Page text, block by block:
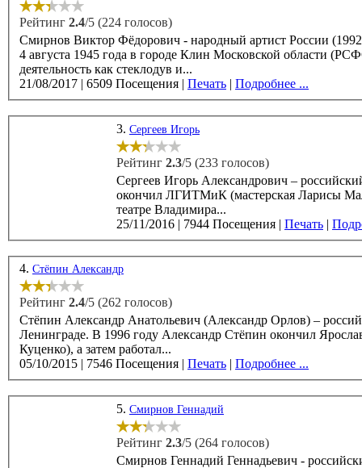
Рейтинг 2.4/5 (224 голосов)
Смирнов Виктор Фёдорович - народный артист России
4 августа 1945 года в городе Клин Московской области (РСФСР, СССР). Виктор Смирнов
деятельность как стеклодув и...
21/08/2017 | 6509 Посещения | Печать | Подробнее ...
3. Сергеев Игорь
Рейтинг 2.3/5 (233 голосов)
Сергеев Игорь Александрович – российский
окончил ЛГИТМиК (мастерская Ларисы
театре Владимира...
25/11/2016 | 7944 Посещения | Печать |
4. Стёпин Александр
Рейтинг 2.4/5 (262 голосов)
Стёпин Александр Анатольевич (Александр Орлов) –
Ленинграде. В 1996 году Александр Стёпин окончил Ярославский театральный институт (мастер-класс С.Ф.
Куценко), а затем работал...
05/10/2015 | 7546 Посещения | Печать | Подробнее ...
5. Смирнов Геннадий
Рейтинг 2.3/5 (264 голосов)
Смирнов Геннадий Геннадьевич -